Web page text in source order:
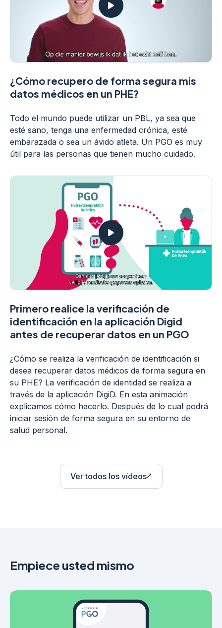
¿Cómo recupero de forma segura mis
datos médicos en un PHE?
Todo el mundo puede utilizar un PBL, ya sea que
esté sano, tenga una enfermedad crónica, esté
embarazada o sea un ávido atleta. Un PGO es muy
útil para las personas que tienen mucho cuidado.
Primero realice la verificación de
identificación en la aplicación Digid
antes de recuperar datos en un PGO
¿Cómo se realiza la verificación de identificación si
desea recuperar datos médicos de forma segura en
su PHE? La verificación de identidad se realiza a
través de la aplicación DigiD. En esta animación
explicamos cómo hacerlo. Después de lo cual podrá
iniciar sesión de forma segura en su entorno de
salud personal.
Ver todos los vídeos
El enlace se abre en una
Empiece usted mismo